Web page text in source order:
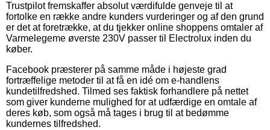
Trustpilot fremskaffer absolut værdifulde genveje til at
fortolke en række andre kunders vurderinger og af den grund
er det at foretrække, at du tjekker online shoppens omtaler af
Varmelegeme øverste 230V passer til Electrolux inden du
køber.
Facebook præsterer på samme måde i højeste grad
fortræffelige metoder til at få en idé om e-handlens
kundetilfredshed. Tilmed ses faktisk forhandlere på nettet
som giver kunderne mulighed for at udfærdige en omtale af
deres køb, som også må tages i brug til at bedømme
kundernes tilfredshed.